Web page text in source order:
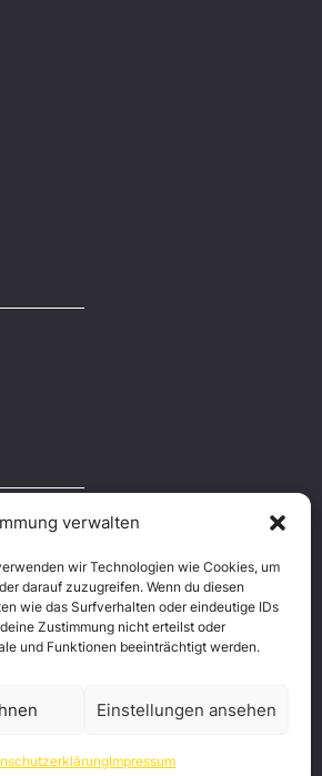
verwalten
wir Technologien wie Cookies, um
darauf zuzugreifen. Wenn du diesen
wie das Surfverhalten oder eindeutige IDs
Zustimmung nicht erteilst oder
und Funktionen beeinträchtigt werden.
Einstellungen ansehen
Impressum